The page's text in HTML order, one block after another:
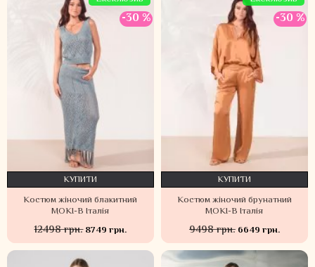
-30 %
Костюм жіночий блакитний
MOKI-B Італія
12498 грн.8749 грн.
КУПИТИ
-30 %
Костюм жіночий брунатний
MOKI-B Італія
9498 грн. 6649 грн.
КУПИТИ